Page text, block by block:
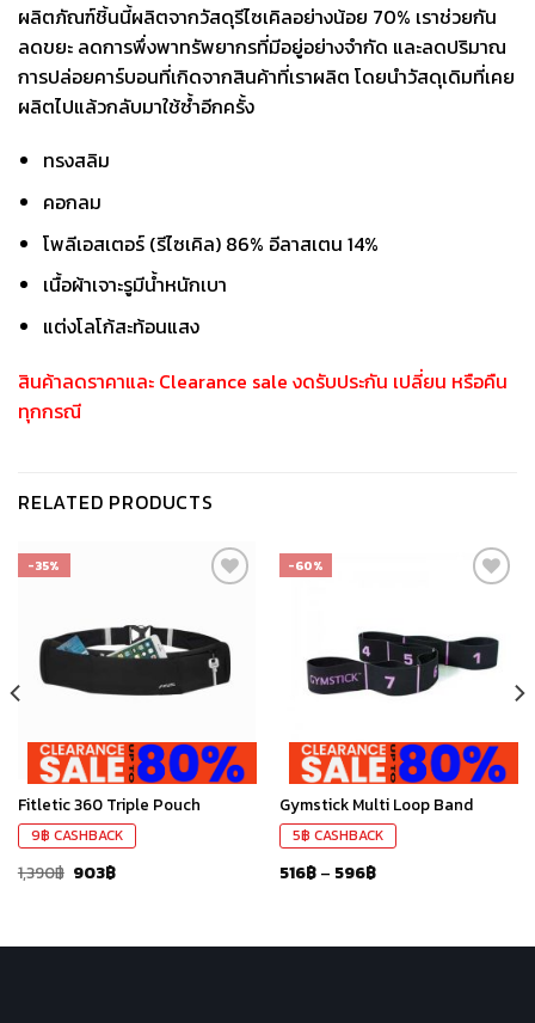
ผลิตภัณฑ์ชิ้นนี้ผลิตจากวัสดุรีไซเคิลอย่างน้อย 70% เราช่วยกัน
ลดขยะ ลดการพึ่งพาทรัพยากรที่มีอยู่อย่างจำกัด และลดปริมาณ
การปล่อยคาร์บอนที่เกิดจากสินค้าที่เราผลิต โดยนำวัสดุเดิมที่เคย
ผลิตไปแล้วกลับมาใช้ซ้ำอีกครั้ง
ทรงสลิม
คอกลม
โพลีเอสเตอร์ (รีไซเคิล) 86% อีลาสเตน 14%
เนื้อผ้าเจาะรูมีน้ำหนักเบา
แต่งโลโก้สะท้อนแสง
สินค้าลดราคาและ Clearance sale งดรับประกัน เปลี่ยน หรือคืน
ทุกกรณี
RELATED PRODUCTS
-35%
ใน
สินค้า
ที่ชอบ
Fitletic 360 Triple Pouch
9฿ CASHBACK
1,390฿ 903฿
-60%
ใน
สินค้า
ที่ชอบ
Gymstick Multi Loop Band
5฿ CASHBACK
516฿– 596฿